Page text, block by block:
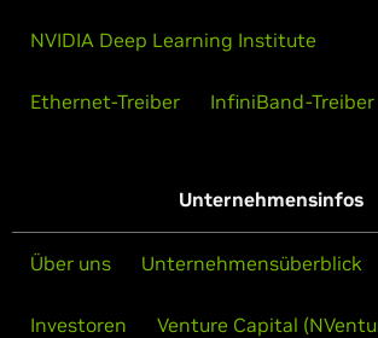
NVIDIA Deep Learning Institute
Ethernet-Treiber InfiniBand-Treiber
Unternehmensinfos
Über uns Unternehmensüberblick
Investoren Venture Capital